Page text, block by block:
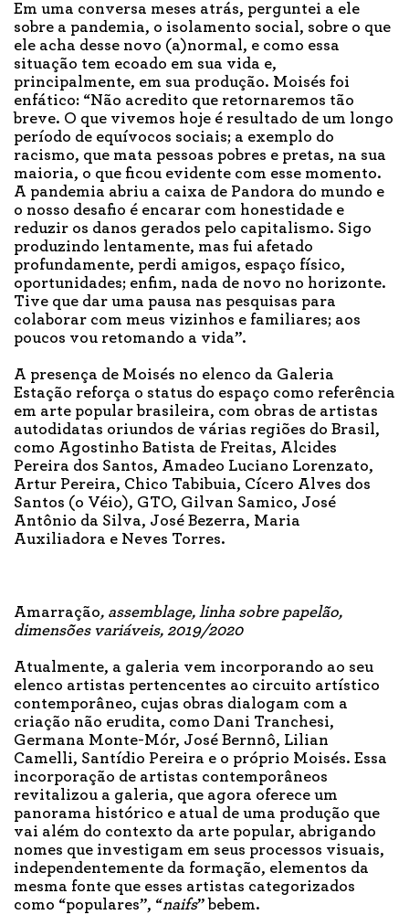
Em uma conversa meses atrás, perguntei a ele
sobre a pandemia, o isolamento social, sobre o que
ele acha desse novo (a)normal, e como essa
situação tem ecoado em sua vida e,
principalmente, em sua produção. Moisés foi
enfático: “Não acredito que retornaremos tão
breve. O que vivemos hoje é resultado de um longo
período de equívocos sociais; a exemplo do
racismo, que mata pessoas pobres e pretas, na sua
maioria, o que ficou evidente com esse momento.
A pandemia abriu a caixa de Pandora do mundo e
o nosso desafio é encarar com honestidade e
reduzir os danos gerados pelo capitalismo. Sigo
produzindo lentamente, mas fui afetado
profundamente, perdi amigos, espaço físico,
oportunidades; enfim, nada de novo no horizonte.
Tive que dar uma pausa nas pesquisas para
colaborar com meus vizinhos e familiares; aos
poucos vou retomando a vida”.
A presença de Moisés no elenco da Galeria
Estação reforça o status do espaço como referência
em arte popular brasileira, com obras de artistas
autodidatas oriundos de várias regiões do Brasil,
como Agostinho Batista de Freitas, Alcides
Pereira dos Santos, Amadeo Luciano Lorenzato,
Artur Pereira, Chico Tabibuia, Cícero Alves dos
Santos (o Véio), GTO, Gilvan Samico, José
Antônio da Silva, José Bezerra, Maria
Auxiliadora e Neves Torres.
Amarração, assemblage, linha sobre papelão,
dimensões variáveis, 2019/2020
Atualmente, a galeria vem incorporando ao seu
elenco artistas pertencentes ao circuito artístico
contemporâneo, cujas obras dialogam com a
criação não erudita, como Dani Tranchesi,
Germana Monte-Mór, José Bernnô, Lilian
Camelli, Santídio Pereira e o próprio Moisés. Essa
incorporação de artistas contemporâneos
revitalizou a galeria, que agora oferece um
panorama histórico e atual de uma produção que
vai além do contexto da arte popular, abrigando
nomes que investigam em seus processos visuais,
independentemente da formação, elementos da
mesma fonte que esses artistas categorizados
como “populares”, “naifs” bebem.